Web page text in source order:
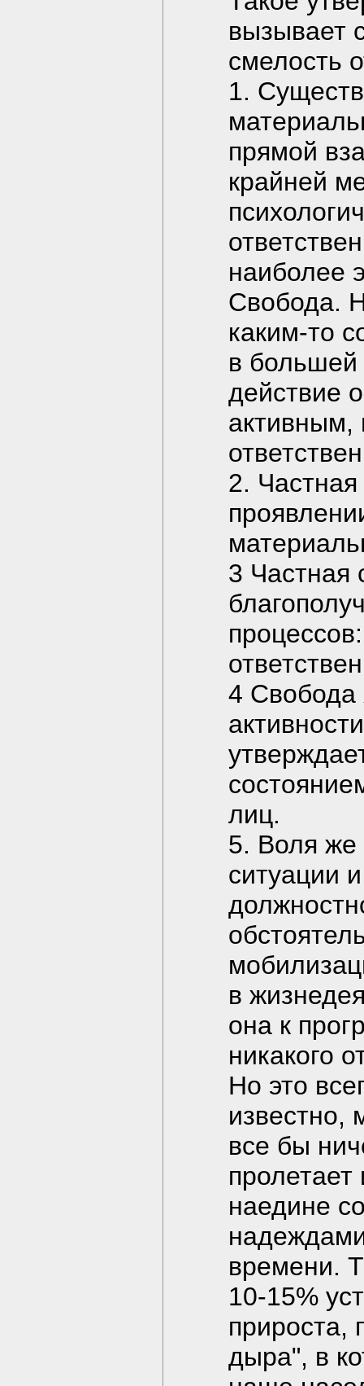
вызывает
смелость
1.
прямой
крайней
наиболее
Свобода.
каким-то
в большей
действие
активным,
2. Частная
3 Частная
4 Свобода
лиц.
5. Воля же
ситуации
в
она к
никакого
Но это
известно,
все бы
наедине
времени.
10-15%
прироста,
дыра", в